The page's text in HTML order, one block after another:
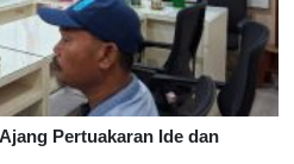
Pertuakaran Ide dan